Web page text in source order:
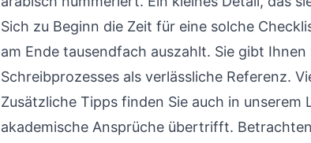
Sich zu Beginn die Zeit für eine solche
am Ende tausendfach auszahlt. Sie gibt
Schreibprozesses als verlässliche Referenz.
Zusätzliche Tipps finden Sie auch in unserem
akademische Ansprüche übertrifft.